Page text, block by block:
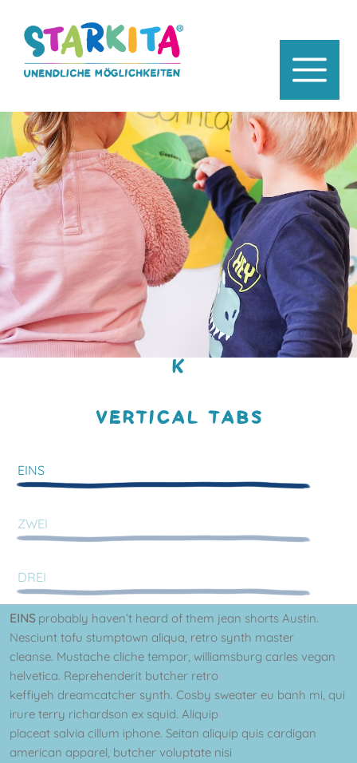
K
VERTICAL TABS
EINS
ZWEI
DREI
EINSprobably haven’t heard of them jean shorts Austin.
Nesciunt tofu stumptown aliqua, retro synth master
cleanse. Mustache cliche tempor, williamsburg carles vegan
helvetica. Reprehenderit butcher retro
keffiyeh dreamcatcher synth. Cosby sweater eu banh mi, qui
irure terry richardson ex squid. Aliquip
placeat salvia cillum iphone. Seitan aliquip quis cardigan
american apparel, butcher voluptate nisi